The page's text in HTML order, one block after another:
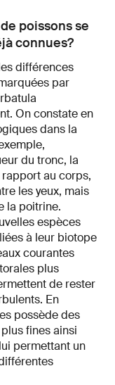
poissons se
connues?
différences
par
On constate en
dans la
du tronc, la
au corps,
les yeux, mais
la poitrine.
espèces
à leur biotope
courantes
plus
de rester
En
possède des
fines ainsi
permettant un